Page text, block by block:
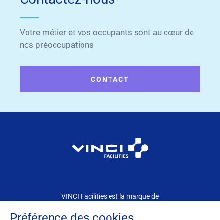
Votre métier et vos occupants sont au cœur de
nos préoccupations
CONTACT
VINCI Facilities est la marque de